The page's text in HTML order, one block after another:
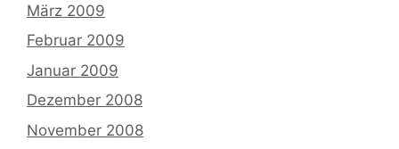
März 2009
Februar 2009
Januar 2009
Dezember 2008
November 2008